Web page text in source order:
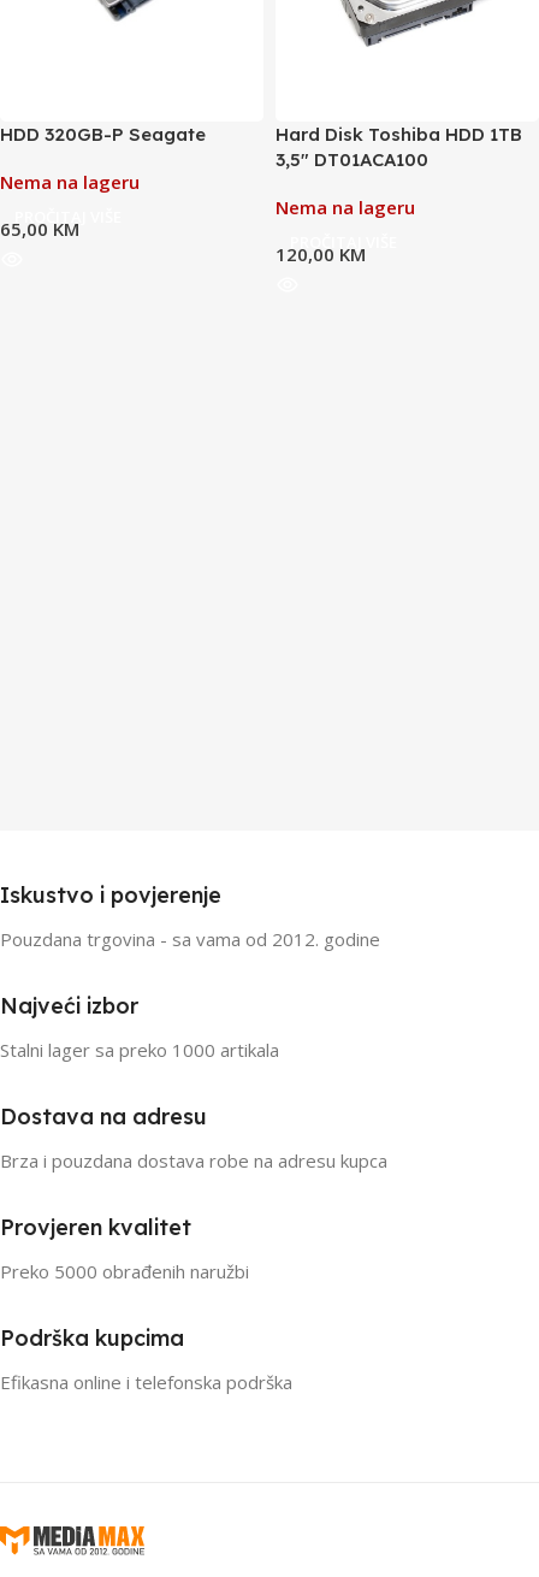
HDD 320GB-P Seagate
Nema na lageru
65,00 KM
Hard Disk Toshiba HDD 1TB
3,5″ DT01ACA100
Nema na lageru
120,00 KM
Iskustvo i povjerenje
Pouzdana trgovina - sa vama od 2012. godine
Najveći izbor
Stalni lager sa preko 1000 artikala
Dostava na adresu
Brza i pouzdana dostava robe na adresu kupca
Provjeren kvalitet
Preko 5000 obrađenih naružbi
Podrška kupcima
Efikasna online i telefonska podrška